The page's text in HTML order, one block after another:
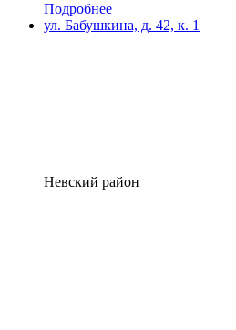
Подробнее
ул. Бабушкина, д. 42, к. 1
Невский район